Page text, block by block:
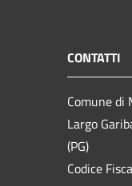
CONTATTI
Comune di
Largo
(PG)
Codice